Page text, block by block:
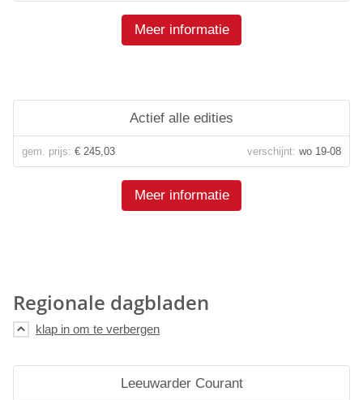
Meer informatie
Actief alle edities
gem. prijs: € 245,03 verschijnt: wo 19-08
Meer informatie
Regionale dagbladen
Leeuwarder Courant